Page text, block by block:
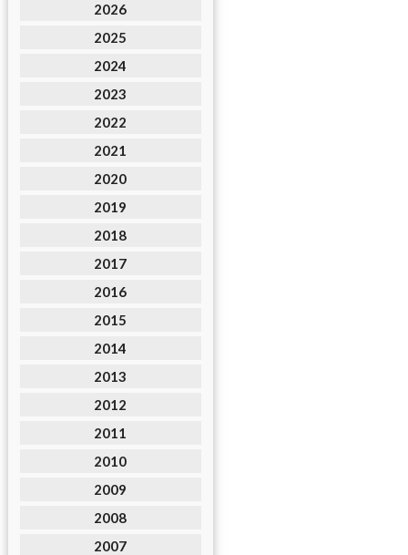
2026
2025
2024
2023
2022
2021
2020
2019
2018
2017
2016
2015
2014
2013
2012
2011
2010
2009
2008
2007